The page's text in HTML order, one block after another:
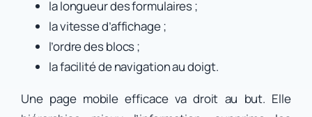
la longueur des formulaires ;
la vitesse d’affichage ;
l’ordre des blocs ;
la facilité de navigation au doigt.
Une page mobile efficace va droit au but. Elle